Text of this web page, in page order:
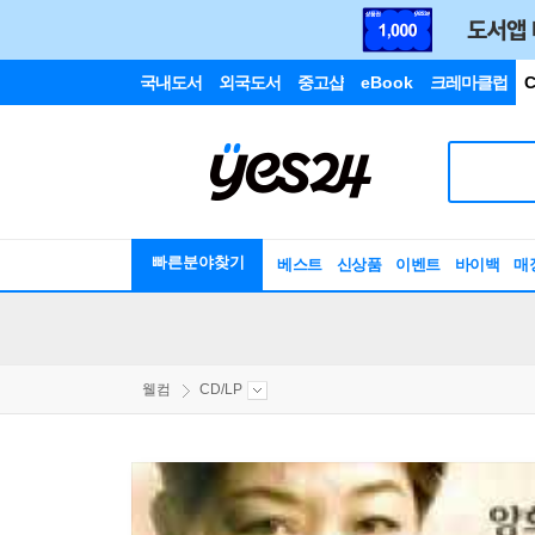
국내도서 외국도서 중고샵 eBook 크레마클럽
빠른분야찾기 베스트 신상품 이벤트 바이백 매
웰컴 CD/LP